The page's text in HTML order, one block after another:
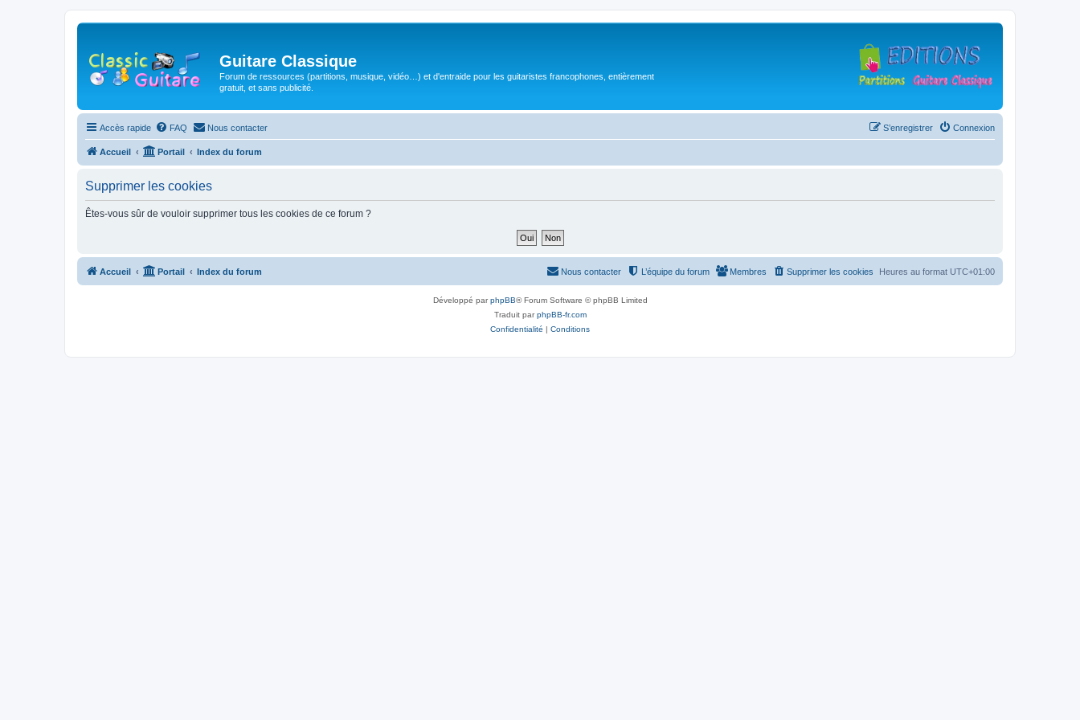
Guitare Classique
Forum de ressources (partitions, musique, vidéo…) et d'entraide pour les guitaristes francophones, entièrement
gratuit, et sans publicité.
Accès rapide FAQ Nous contacter Connexion
S’enregistrer
Accueil Portail Index du forum
Supprimer les cookies
Êtes-vous sûr de vouloir supprimer tous les cookies de ce forum ?
Accueil Portail Index du forum Heures au format UTC+01:00
Supprimer les cookies
Membres
L’équipe du forum
Nous contacter
Développé parphpBB® Forum Software © phpBB Limited
Traduit parphpBB-fr.com
Confidentialité | Conditions